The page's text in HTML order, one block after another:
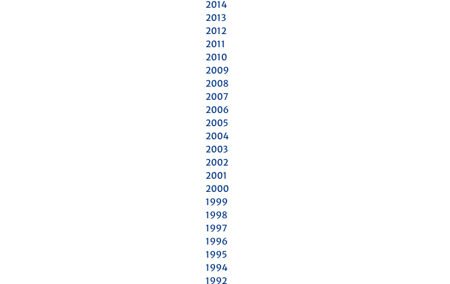
2014
2013
2012
2011
2010
2009
2008
2007
2006
2005
2004
2003
2002
2001
2000
1999
1998
1997
1996
1995
1994
1992